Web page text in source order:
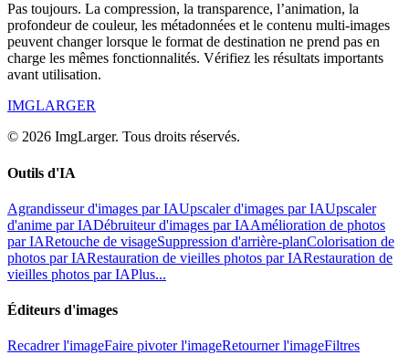
Pas toujours. La compression, la transparence, l’animation, la
profondeur de couleur, les métadonnées et le contenu multi-images
peuvent changer lorsque le format de destination ne prend pas en
charge les mêmes fonctionnalités. Vérifiez les résultats importants
avant utilisation.
IMGLARGER
© 2026 ImgLarger. Tous droits réservés.
Outils d'IA
Agrandisseur d'images par IAUpscaler d'images par IAUpscaler
d'anime par IADébruiteur d'images par IAAmélioration de photos
par IARetouche de visageSuppression d'arrière-planColorisation de
photos par IARestauration de vieilles photos par IARestauration de
vieilles photos par IAPlus...
Éditeurs d'images
Recadrer l'imageFaire pivoter l'imageRetourner l'imageFiltres